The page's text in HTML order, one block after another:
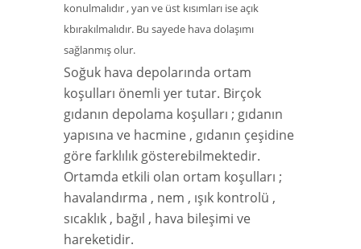
konulmalıdır , yan ve üst kısımları ise açık
kbırakılmalıdır. Bu sayede hava dolaşımı
sağlanmış olur.
Soğuk hava depolarında ortam
koşulları önemli yer tutar. Birçok
gıdanın depolama koşulları ; gıdanın
yapısına ve hacmine , gıdanın çeşidine
göre farklılık gösterebilmektedir.
Ortamda etkili olan ortam koşulları ;
havalandırma , nem , ışık kontrolü ,
sıcaklık , bağıl , hava bileşimi ve
hareketidir.